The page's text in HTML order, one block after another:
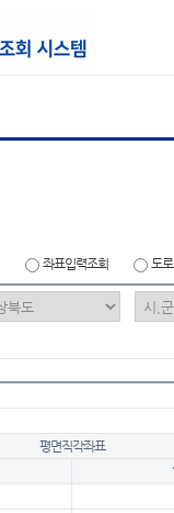
좌표입력조회 도
평면직각좌표